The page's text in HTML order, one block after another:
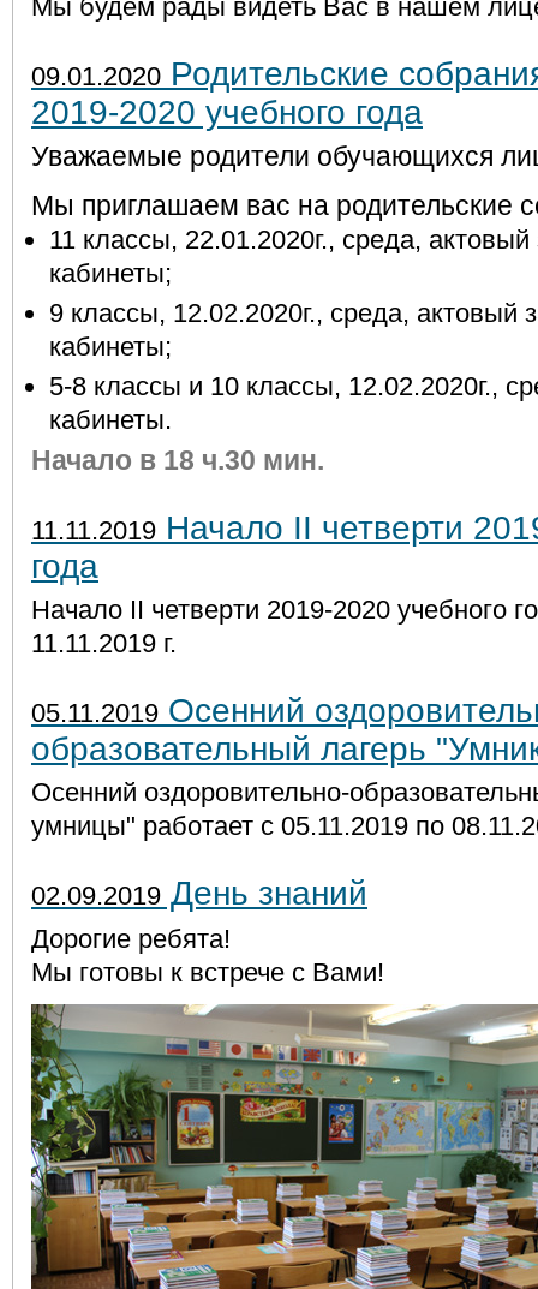
Мы будем рады видеть Вас в нашем
09.01.2020 Родительские
2019-2020 учебного года
Уважаемые родители обучающихся
Мы приглашаем вас на родительские
11 классы, 22.01.2020г., среда,
кабинеты;
9 классы, 12.02.2020г., среда, актовый
кабинеты;
5-8 классы и 10 классы, 12.02.2020г.,
кабинеты.
Начало в 18 ч.30 мин.
11.11.2019 Начало II четверти
года
Начало II четверти 2019-2020 учебного
11.11.2019 г.
05.11.2019 Осенний
образовательный лагерь
Осенний оздоровительно-
умницы" работает с 05.11.2019 по
02.09.2019 День знаний
Дорогие ребята!
Мы готовы к встрече с Вами!